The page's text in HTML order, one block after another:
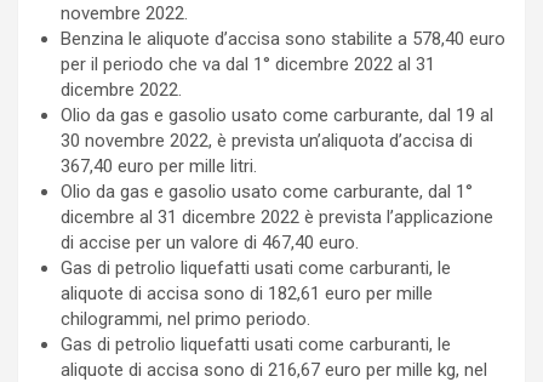
novembre 2022.
Benzina le aliquote d’accisa sono stabilite a 578,40 euro
per il periodo che va dal 1° dicembre 2022 al 31
dicembre 2022.
Olio da gas e gasolio usato come carburante, dal 19 al
30 novembre 2022, è prevista un’aliquota d’accisa di
367,40 euro per mille litri.
Olio da gas e gasolio usato come carburante, dal 1°
dicembre al 31 dicembre 2022 è prevista l’applicazione
di accise per un valore di 467,40 euro.
Gas di petrolio liquefatti usati come carburanti, le
aliquote di accisa sono di 182,61 euro per mille
chilogrammi, nel primo periodo.
Gas di petrolio liquefatti usati come carburanti, le
aliquote di accisa sono di 216,67 euro per mille kg, nel